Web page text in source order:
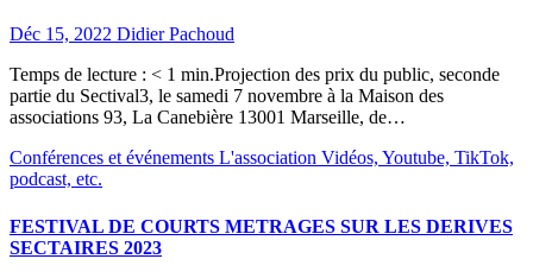
Déc 15, 2022 Didier Pachoud
Temps de lecture : < 1 min.Projection des prix du public, seconde
partie du Sectival3, le samedi 7 novembre à la Maison des
associations 93, La Canebière 13001 Marseille, de…
Conférences et événements L'association Vidéos, Youtube, TikTok,
podcast, etc.
FESTIVAL DE COURTS METRAGES SUR LES DERIVES
SECTAIRES 2023